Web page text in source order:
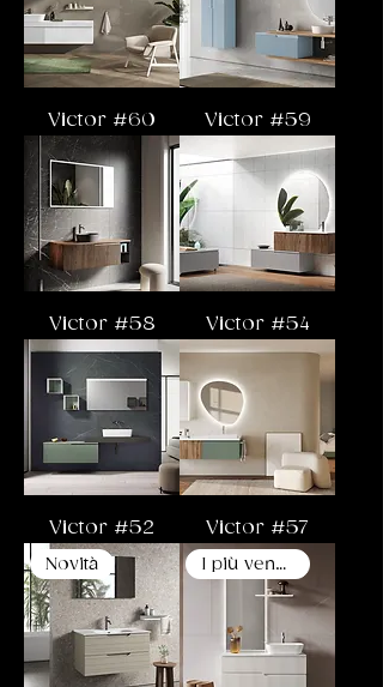
Victor #60 Victor #59
Victor #58 Victor #54
Victor #52 Victor #57
Novità I più venduti